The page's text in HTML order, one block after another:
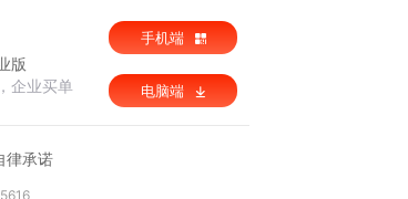
版
企业买单
手机端
电脑端
律承诺